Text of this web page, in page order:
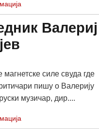
Валериј
магнетске силе свуда где
пишу о Валерију
музичар, дир....